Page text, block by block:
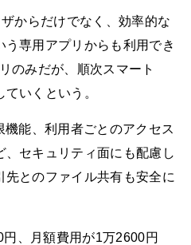
からだけでなく、効率的な
専用アプリからも利用でき
のみだが、順次スマート
いくという。
機能、利用者ごとのアクセス
セキュリティ面にも配慮し
とのファイル共有も安全に
、月額費用が1万2600円